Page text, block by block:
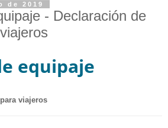
de 2019
- Declaración de
equipaje
viajeros